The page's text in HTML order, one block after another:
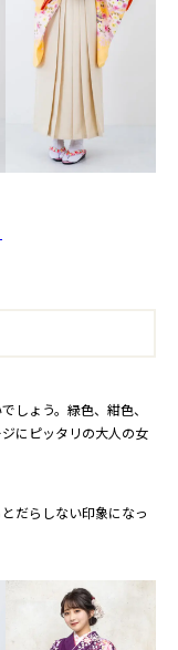
しょう。緑色、紺色、
にピッタリの大人の女
だらしない印象になっ